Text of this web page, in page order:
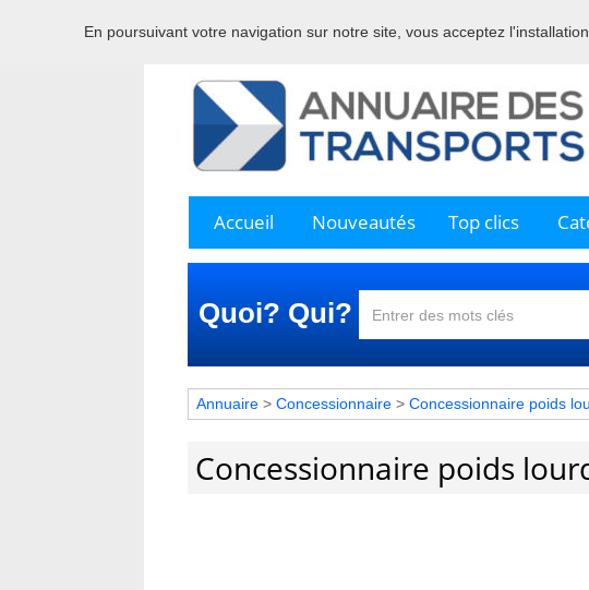
Bienvenue sur
Accueil Nouveautés Top clics
Quoi? Qui?
Annuaire > Concessionnaire > Concessionnaire poids
Concessionnaire poids
En poursuivant votre navigation sur notre site, vous acceptez